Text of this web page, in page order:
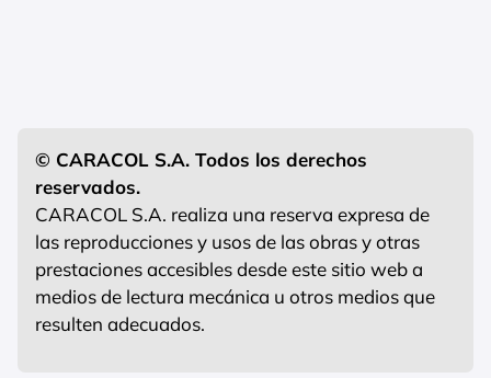
© CARACOL S.A. Todos los derechos
reservados.
CARACOL S.A. realiza una reserva expresa de
las reproducciones y usos de las obras y otras
prestaciones accesibles desde este sitio web a
medios de lectura mecánica u otros medios que
resulten adecuados.